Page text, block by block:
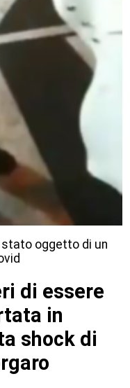
stato oggetto di un
di essere
in
shock di